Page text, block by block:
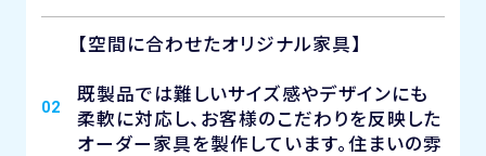
02
【空間に合わせたオリジナル家具】
既製品では難しいサイズ感やデザインにも
柔軟に対応し、お客様のこだわりを反映した
オーダー家具を製作しています。住まいの雰